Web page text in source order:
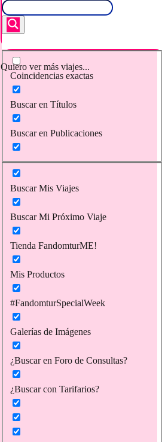
Quiero ver más viajes...
Coincidencias exactas
Buscar en Títulos
Buscar en Publicaciones
Buscar Mis Viajes
Buscar Mi Próximo Viaje
Tienda FandomturME!
Mis Productos
#FandomturSpecialWeek
Galerías de Imágenes
¿Buscar en Foro de Consultas?
¿Buscar con Tarifarios?